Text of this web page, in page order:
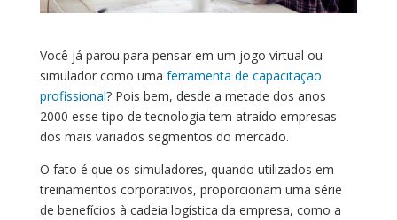
Você já parou para pensar em um jogo virtual ou
simulador como uma ferramenta de capacitação
profissional? Pois bem, desde a metade dos anos
2000 esse tipo de tecnologia tem atraído empresas
dos mais variados segmentos do mercado.
O fato é que os simuladores, quando utilizados em
treinamentos corporativos, proporcionam uma série
de benefícios à cadeia logística da empresa, como a